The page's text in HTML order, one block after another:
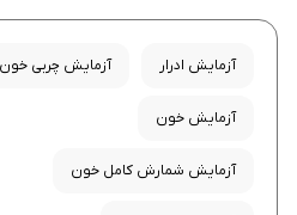
خدمات بادی‌بان
آزمایش چربی خون
آزمایش ادرار آزمایش چربی خون
آزمایش خون
آزمایش شمارش کامل خون